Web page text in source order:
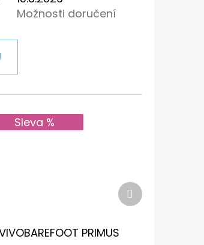
Možnosti doručení
Sleva %
PRIMUS
Další
produkt